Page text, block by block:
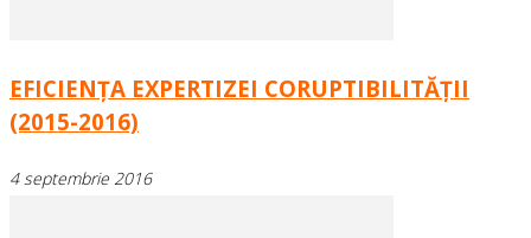
EFICIENŢA EXPERTIZEI CORUPTIBILITĂŢII
(2015-2016)
4 septembrie 2016